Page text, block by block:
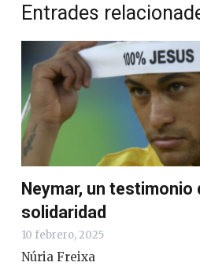
Entrades
Neymar, un testimonio
solidaridad
10 febrero, 2025
Núria Freixa